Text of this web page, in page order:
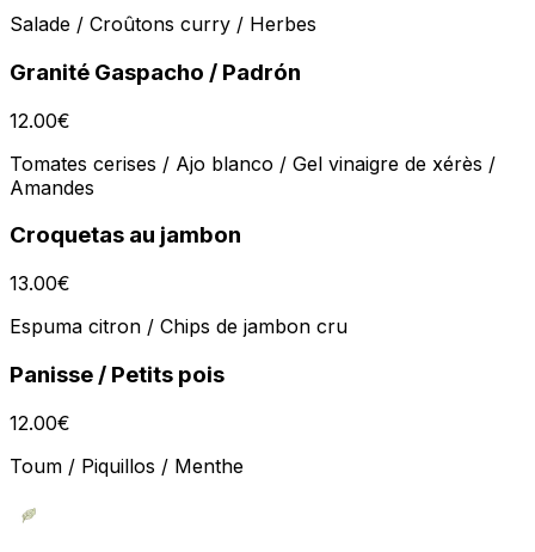
Salade / Croûtons curry / Herbes
Granité Gaspacho / Padrón
12.00€
Tomates cerises / Ajo blanco / Gel vinaigre de xérès /
Amandes
Croquetas au jambon
13.00€
Espuma citron / Chips de jambon cru
Panisse / Petits pois
12.00€
Toum / Piquillos / Menthe